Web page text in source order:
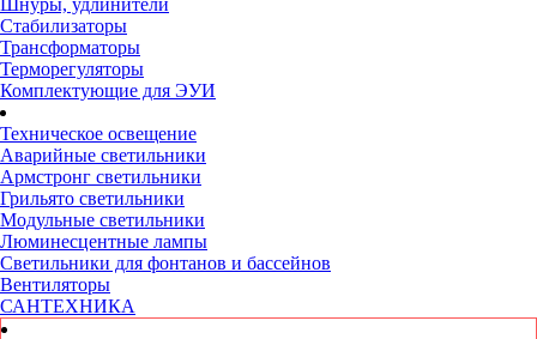
Шнуры, удлинители
Стабилизаторы
Трансформаторы
Терморегуляторы
Комплектующие для ЭУИ
Техническое освещение
Аварийные светильники
Армстронг светильники
Грильято светильники
Модульные светильники
Люминесцентные лампы
Светильники для фонтанов и бассейнов
Вентиляторы
САНТЕХНИКА